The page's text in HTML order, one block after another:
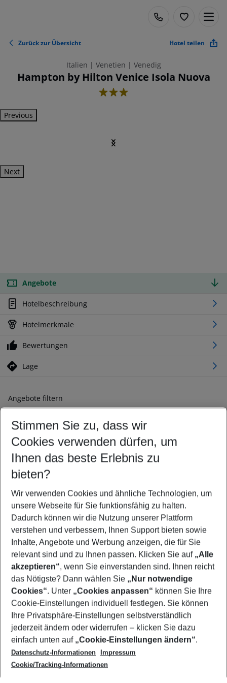
Zurück zur Übersicht Hotel teilen
Italien | Venetien | Venedig
Hampton by Hilton Venice Isola Nuova
3
Previous
Next
Angebote
Hotelbeschreibung
Hotelmerkmale
Bewertungen
Lage
Angebote filtern
Ändern Sie Ihre Kriterien nach Ihren Wünschen
Abflughafen wählen
Beliebiger Abflughafen
Reisezeitraum wählen
11.08.26– 09.08.27 5-8 Nächte
2 Erwachsene Keine Kinder
Mehr Filter anzeigen
Footer
Footer navigation
Über uns
AGB
Cookie-Einstellungen ändern
Cookie-Richtlinie
Datenschutz
Service & Hilfe
Barrierefreies Reisen
Check-in
Folgen Sie uns
Stimmen Sie zu, dass wir
Cookies verwenden dürfen, um
Ihnen das beste Erlebnis zu
bieten?
Wir verwenden Cookies und ähnliche Technologien, um
unsere Webseite für Sie funktionsfähig zu halten.
Dadurch können wir die Nutzung unserer Plattform
verstehen und verbessern, Ihnen Support bieten sowie
Inhalte, Angebote und Werbung anzeigen, die für Sie
relevant sind und zu Ihnen passen. Klicken Sie auf „Alle
akzeptieren“, wenn Sie einverstanden sind. Ihnen reicht
das Nötigste? Dann wählen Sie „Nur notwendige
Cookies“. Unter „Cookies anpassen“ können Sie Ihre
Cookie-Einstellungen individuell festlegen. Sie können
Ihre Privatsphäre-Einstellungen selbstverständlich
jederzeit ändern oder widerrufen – klicken Sie dazu
einfach unten auf „Cookie-Einstellungen ändern“.
Datenschutz-Informationen
Impressum
Cookie/Tracking-Informationen